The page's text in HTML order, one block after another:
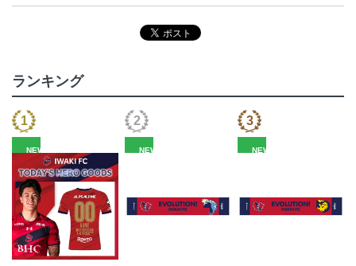
ランキング
NEW NEW NEW